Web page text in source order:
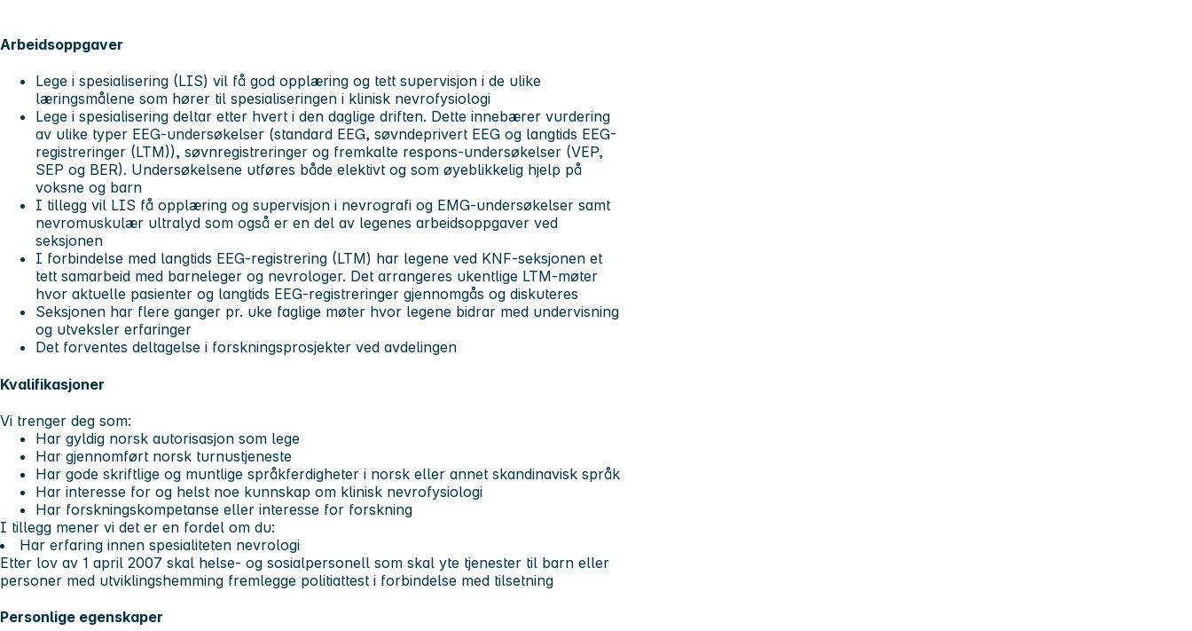
Arbeidsoppgaver
Lege i spesialisering (LIS) vil få god opplæring og tett supervisjon i de ulike
læringsmålene som hører til spesialiseringen i klinisk nevrofysiologi
Lege i spesialisering deltar etter hvert i den daglige driften. Dette innebærer vurdering
av ulike typer EEG-undersøkelser (standard EEG, søvndeprivert EEG og langtids EEG-
registreringer (LTM)), søvnregistreringer og fremkalte respons-undersøkelser (VEP,
SEP og BER). Undersøkelsene utføres både elektivt og som øyeblikkelig hjelp på
voksne og barn
I tillegg vil LIS få opplæring og supervisjon i nevrografi og EMG-undersøkelser samt
nevromuskulær ultralyd som også er en del av legenes arbeidsoppgaver ved
seksjonen
I forbindelse med langtids EEG-registrering (LTM) har legene ved KNF-seksjonen et
tett samarbeid med barneleger og nevrologer. Det arrangeres ukentlige LTM-møter
hvor aktuelle pasienter og langtids EEG-registreringer gjennomgås og diskuteres
Seksjonen har flere ganger pr. uke faglige møter hvor legene bidrar med undervisning
og utveksler erfaringer
Det forventes deltagelse i forskningsprosjekter ved avdelingen
Kvalifikasjoner
Vi trenger deg som:
Har gyldig norsk autorisasjon som lege
Har gjennomført norsk turnustjeneste
Har gode skriftlige og muntlige språkferdigheter i norsk eller annet skandinavisk språk
Har interesse for og helst noe kunnskap om klinisk nevrofysiologi
Har forskningskompetanse eller interesse for forskning
I tillegg mener vi det er en fordel om du:
Har erfaring innen spesialiteten nevrologi
Etter lov av 1 april 2007 skal helse- og sosialpersonell som skal yte tjenester til barn eller
personer med utviklingshemming fremlegge politiattest i forbindelse med tilsetning
Personlige egenskaper